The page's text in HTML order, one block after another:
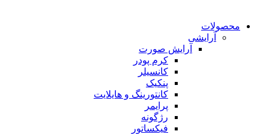
محصولات
آرایشی
آرایش صورت
کرم پودر
کانسیلر
پنکیک
کانتورینگ و هایلایت
پرایمر
رژگونه
فیکساتور